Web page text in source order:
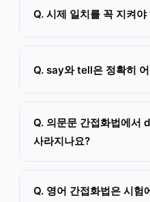
Q. 시제 일치를 꼭 지켜야
Q. say와 tell은 정확히
Q. 의문문 간접화법에서
사라지나요?
Q. 영어 간접화법은 시험